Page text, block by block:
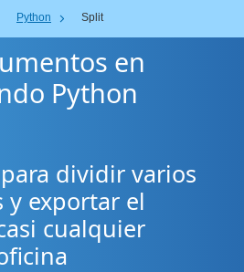
Python Split
en
Python
dividir varios
y exportar el
cualquier